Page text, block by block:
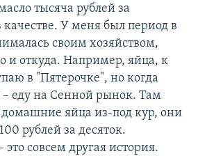
тысяча рублей за
У меня был период в
своим хозяйством,
и откуда. Например, яйца, к
в "Пятерочке", но когда
еду на Сенной рынок. Там
яйца из-под кур, они
рублей за десяток.
совсем другая история.